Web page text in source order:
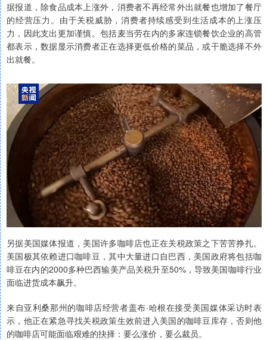
据报道，除食品成本上涨外，消费者不再经常外出就餐也增加了餐厅
的经营压力。由于关税威胁，消费者持续感受到生活成本的上涨压
力，因此支出更加谨慎。包括麦当劳在内的多家连锁餐饮企业的高管
都表示，数据显示消费者正在选择更低价格的菜品，或干脆选择不外
出就餐。
另据美国媒体报道，美国许多咖啡店也正在关税政策之下苦苦挣扎。
美国极其依赖进口咖啡豆，其中大量进口自巴西，美国政府将包括咖
啡豆在内的2000多种巴西输美产品关税升至50%，导致美国咖啡行业
面临进货成本飙升。
来自亚利桑那州的咖啡店经营者盖布·哈根在接受美国媒体采访时表
示，他正在紧急寻找关税政策生效前进入美国的咖啡豆库存，否则他
的咖啡店可能面临艰难的抉择：要么涨价，要么裁员。